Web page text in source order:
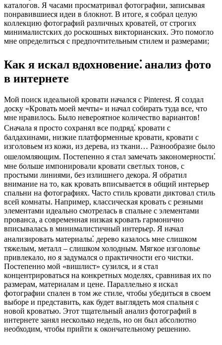
каталогов. Я часами просматривал фотографии, записывая
понравившиеся идеи в блокнот. В итоге, я собрал целую
коллекцию фотографий различных кроватей, от строгих
минималистских до роскошных викторианских. Это помогло
мне определиться с предпочтительным стилем и размерами;
Как я искал вдохновение⁚ анализ фото
в интернете
Мой поиск идеальной кровати начался с Pinterest. Я создал
доску «Кровать моей мечты» и начал собирать туда все, что
мне нравилось. Было невероятное количество вариантов!
Сначала я просто сохранял все подряд⁚ кровати с
балдахинами, низкие платформенные кровати, кровати с
изголовьем из кожи, из дерева, из ткани… Разнообразие было
ошеломляющим. Постепенно я стал замечать закономерности⁚
мне больше импонировали кровати светлых тонов, с
простыми линиями, без излишнего декора. Я обратил
внимание на то, как кровать вписывается в общий интерьер
спальни на фотографиях. Часто стиль кровати диктовал стиль
всей комнаты. Например, классическая кровать с резными
элементами идеально смотрелась в спальне с элементами
прованса, а современная низкая кровать гармонично
вписывалась в минималистичный интерьер. Я начал
анализировать материалы⁚ дерево казалось мне слишком
тяжелым, металл – слишком холодным. Мягкое изголовье
привлекало, но я задумался о практичности его чистки.
Постепенно мой «вишлист» сузился, и я стал
концентрироваться на конкретных моделях, сравнивая их по
размерам, материалам и цене. Параллельно я искал
фотографии спален в том же стиле, чтобы убедиться в своем
выборе и представить, как будет выглядеть моя спальня с
новой кроватью. Этот тщательный анализ фотографий в
интернете занял несколько недель, но он был абсолютно
необходим, чтобы прийти к окончательному решению.